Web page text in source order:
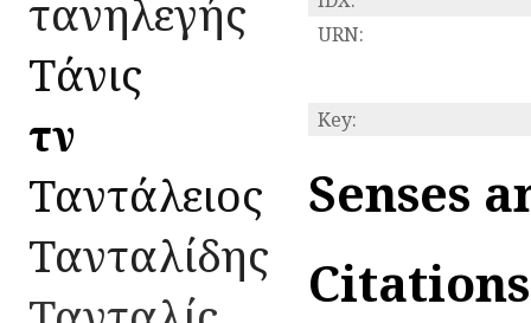
τανηλεγής
Τάνις
τᾶν
Ταντάλειος
Τανταλίδης
URN:
Key:
Senses